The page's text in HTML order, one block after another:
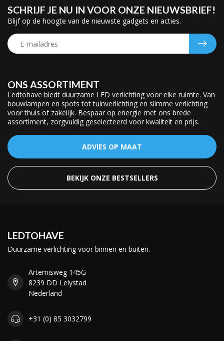
ONS ASSORTIMENT
Ledtohave biedt duurzame LED verlichting voor elke ruimte. Van
bouwlampen en spots tot tuinverlichting en slimme verlichting
voor thuis of zakelijk. Bespaar op energie met ons brede
assortiment, zorgvuldig geselecteerd voor kwaliteit en prijs.
ADVIES OP MAAT
BEKIJK ONZE BESTSELLERS
SCHRIJF JE NU IN VOOR ONZE NIEUWSBRIEF!
Blijf op de hoogte van de nieuwste gadgets en acties.
LEDTOHAVE
Duurzame verlichting voor binnen en buiten.
Artemisweg 145G
8239 DD Lelystad
Nederland
+31 (0) 85 3032799